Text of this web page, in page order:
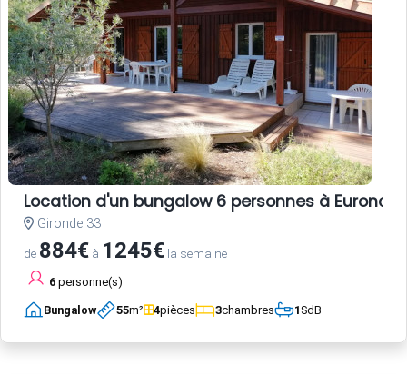
Location d'un bungalow 6 personnes à Euronat
Gironde 33
de 884€ à 1245€ la semaine
6 personne(s)
Bungalow 55m² 4pièces 3chambres 1SdB